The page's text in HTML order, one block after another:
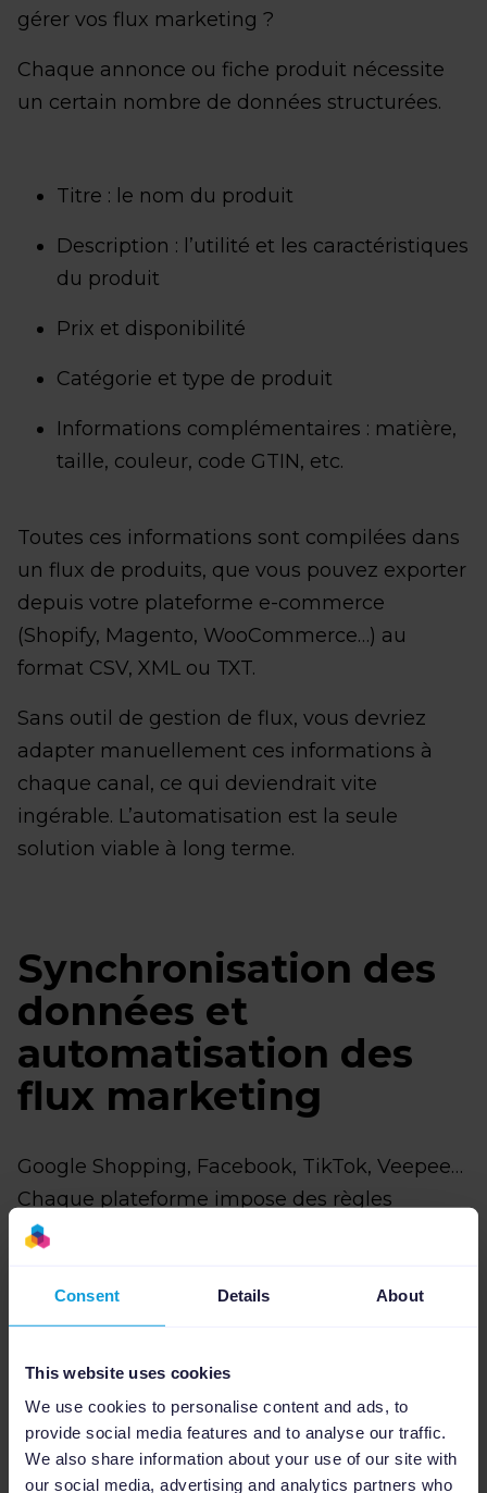
Consent Details About
This website uses cookies
We use cookies to personalise content and ads, to
provide social media features and to analyse our traffic.
We also share information about your use of our site with
our social media, advertising and analytics partners who
gérer vos flux marketing ?
Chaque annonce ou fiche produit nécessite
un certain nombre de données structurées.
Titre : le nom du produit
Description : l’utilité et les caractéristiques
du produit
Prix et disponibilité
Catégorie et type de produit
Informations complémentaires : matière,
taille, couleur, code GTIN, etc.
Toutes ces informations sont compilées dans
un flux de produits, que vous pouvez exporter
depuis votre plateforme e-commerce
(Shopify, Magento, WooCommerce…) au
format CSV, XML ou TXT.
Sans outil de gestion de flux, vous devriez
adapter manuellement ces informations à
chaque canal, ce qui deviendrait vite
ingérable. L’automatisation est la seule
solution viable à long terme.
Synchronisation des
données et
automatisation des
flux marketing
Google Shopping, Facebook, TikTok, Veepee…
Chaque plateforme impose des règles
différentes.
les champs obligatoires (les informations
indispensables requises par chaque